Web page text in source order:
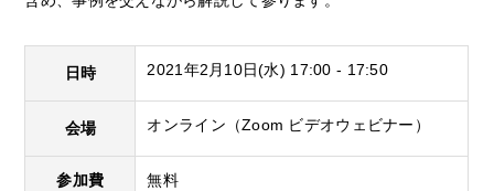
日時 2021年2月10日(水) 17:00 - 17:50
会場 オンライン（Zoom ビデオウェビナー）
参加費 無料